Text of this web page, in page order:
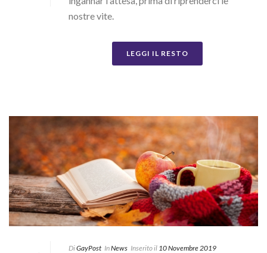
nostre vite.
LEGGI IL RESTO
DiGayPost InNews Inserito il 10 Novembre 2019